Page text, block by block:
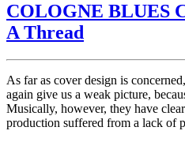
COLOGNE BLUES
A Thread
As far as cover design is
again give us a weak picture,
Musically, however, they have
production suffered from a lack of